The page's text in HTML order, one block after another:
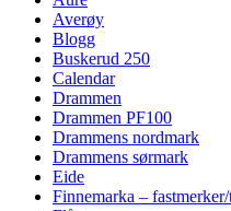
Averøy
Blogg
Buskerud 250
Calendar
Drammen
Drammen PF100
Drammens nordmark
Drammens sørmark
Eide
Finnemarka –